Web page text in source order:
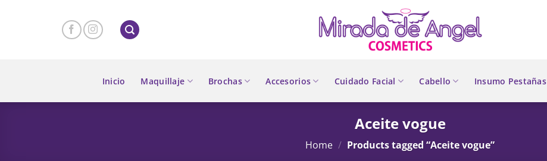
Inicio Maquillaje Brochas Accesorios Cuidado Facial Cabello Insumo Pestañas
Aceite vogue
Home / Products tagged “Aceite vogue”